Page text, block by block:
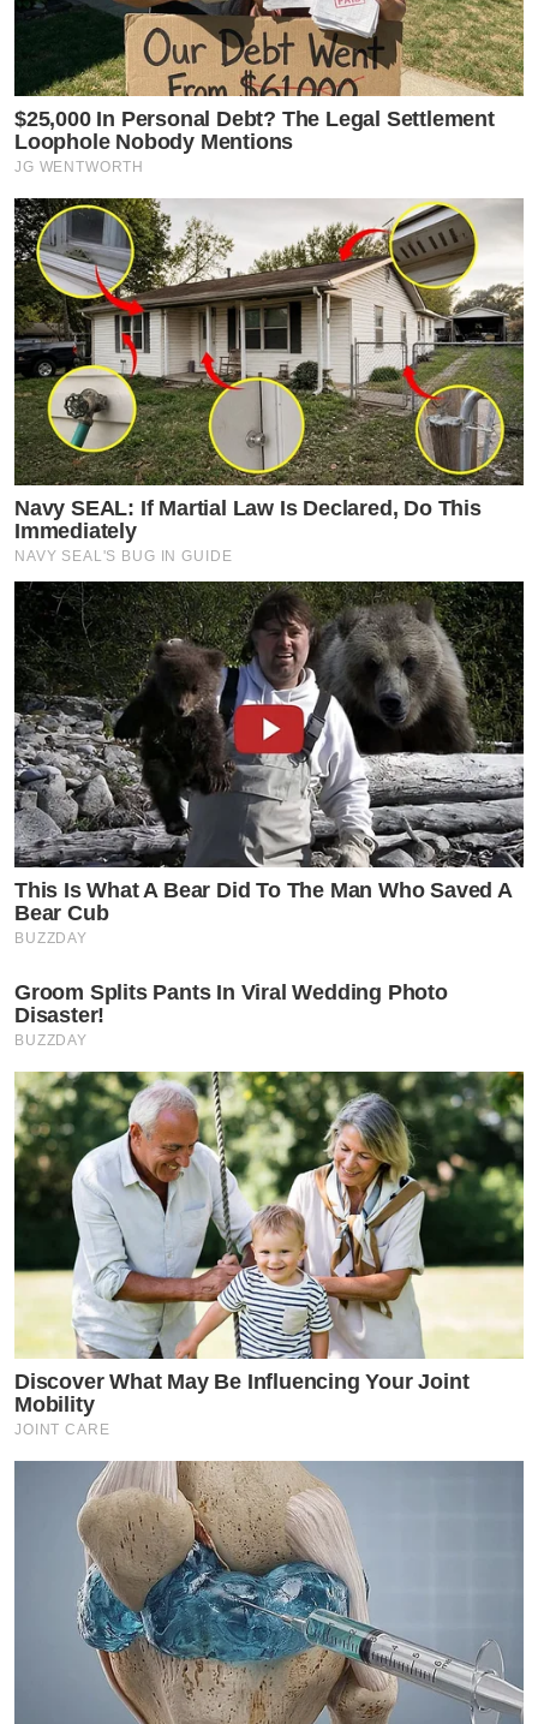
$25,000 In Personal Debt? The Legal Settlement
Loophole Nobody Mentions
JG WENTWORTH
Navy SEAL: If Martial Law Is Declared, Do This
Immediately
NAVY SEAL'S BUG IN GUIDE
This Is What A Bear Did To The Man Who Saved A
Bear Cub
BUZZDAY
Groom Splits Pants In Viral Wedding Photo
Disaster!
BUZZDAY
Discover What May Be Influencing Your Joint
Mobility
JOINT CARE